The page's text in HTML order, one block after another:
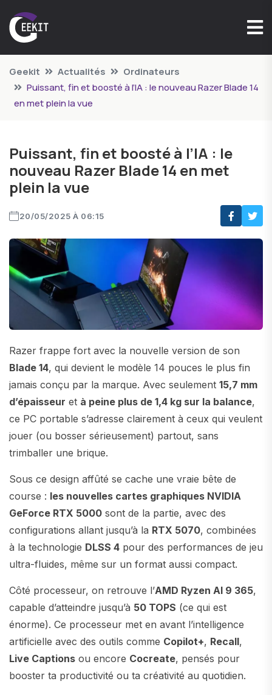
Geekit Actualités
Ordinateurs
Puissant, fin et boosté à l’IA : le nouveau Razer Blade 14
en met plein la vue
Puissant, fin et boosté à l’IA : le
nouveau Razer Blade 14 en met
plein la vue
20/05/2025 À 06:15
Razer frappe fort avec la nouvelle version de son
Blade 14, qui devient le modèle 14 pouces le plus fin
jamais conçu par la marque. Avec seulement 15,7 mm
d’épaisseur et à peine plus de 1,4 kg sur la balance,
ce PC portable s’adresse clairement à ceux qui veulent
jouer (ou bosser sérieusement) partout, sans
trimballer une brique.
Sous ce design affûté se cache une vraie bête de
course : les nouvelles cartes graphiques NVIDIA
GeForce RTX 5000 sont de la partie, avec des
configurations allant jusqu’à la RTX 5070, combinées
à la technologie DLSS 4 pour des performances de jeu
ultra-fluides, même sur un format aussi compact.
Côté processeur, on retrouve l’AMD Ryzen AI 9 365,
capable d’atteindre jusqu’à 50 TOPS (ce qui est
énorme). Ce processeur met en avant l’intelligence
artificielle avec des outils comme Copilot+, Recall,
Live Captions ou encore Cocreate, pensés pour
booster ta productivité ou ta créativité au quotidien.